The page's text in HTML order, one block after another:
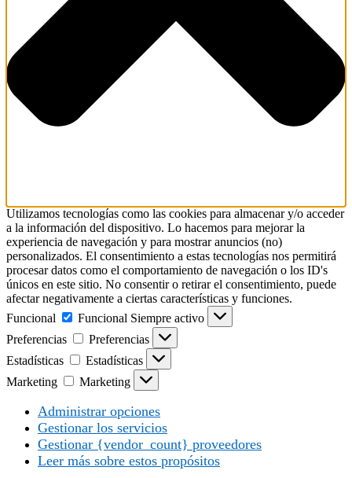
Utilizamos tecnologías como las cookies para almacenar y/o acceder
a la información del dispositivo. Lo hacemos para mejorar la
experiencia de navegación y para mostrar anuncios (no)
personalizados. El consentimiento a estas tecnologías nos permitirá
procesar datos como el comportamiento de navegación o los ID's
únicos en este sitio. No consentir o retirar el consentimiento, puede
afectar negativamente a ciertas características y funciones.
Funcional
Funcional Siempre activo
Preferencias
Preferencias
Estadísticas
Estadísticas
Marketing
Marketing
Administrar opciones
Gestionar los servicios
Gestionar {vendor_count} proveedores
Leer más sobre estos propósitos